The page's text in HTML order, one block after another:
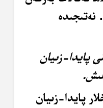
نەتىجىدە
پايدا-زىيان
پايدا-زىيان